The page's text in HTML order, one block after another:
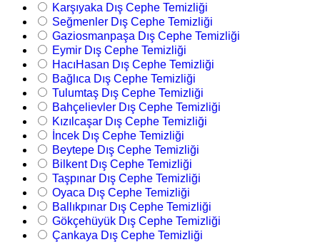
Karşıyaka Dış Cephe Temizliği
Seğmenler Dış Cephe Temizliği
Gaziosmanpaşa Dış Cephe Temizliği
Eymir Dış Cephe Temizliği
HacıHasan Dış Cephe Temizliği
Bağlıca Dış Cephe Temizliği
Tulumtaş Dış Cephe Temizliği
Bahçelievler Dış Cephe Temizliği
Kızılcaşar Dış Cephe Temizliği
İncek Dış Cephe Temizliği
Beytepe Dış Cephe Temizliği
Bilkent Dış Cephe Temizliği
Taşpınar Dış Cephe Temizliği
Oyaca Dış Cephe Temizliği
Ballıkpınar Dış Cephe Temizliği
Gökçehüyük Dış Cephe Temizliği
Çankaya Dış Cephe Temizliği